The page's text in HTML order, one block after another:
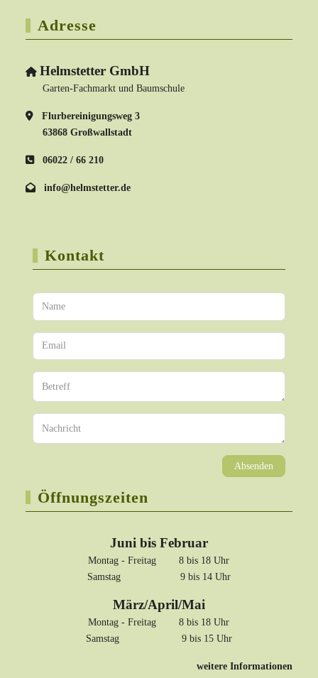
Adresse
Helmstetter GmbH
Garten-Fachmarkt und Baumschule
Flurbereinigungsweg 3
63868 Großwallstadt
06022 / 66 210
info@helmstetter.de
Kontakt
Absenden
Öffnungszeiten
Juni bis Februar
Montag - Freitag 8 bis 18 Uhr
Samstag 9 bis 14 Uhr
März/April/Mai
Montag - Freitag 8 bis 18 Uhr
Samstag 9 bis 15 Uhr
weitere Informationen